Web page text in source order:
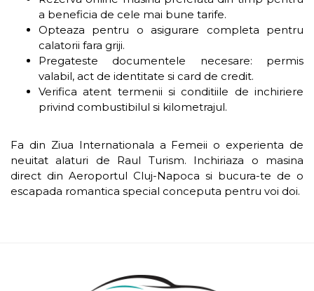
a beneficia de cele mai bune tarife.
Opteaza pentru o asigurare completa pentru
calatorii fara griji.
Pregateste documentele necesare: permis
valabil, act de identitate si card de credit.
Verifica atent termenii si conditiile de inchiriere
privind combustibilul si kilometrajul.
Fa din Ziua Internationala a Femeii o experienta de
neuitat alaturi de Raul Turism. Inchiriaza o masina
direct din Aeroportul Cluj-Napoca si bucura-te de o
escapada romantica special conceputa pentru voi doi.